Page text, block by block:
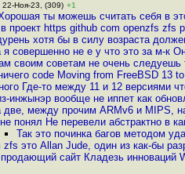
22-Ноя-23, (309) +1
ты можешь считать себя в
проект https github com openzfs zfs
хотя бы в силу возраста
я совершенно не е у что это за м-к
своим советам не очень следуешь
code Moving from FreeBSD 13
Где-то между 11 и 12 версиями
инжынэр вообще не иппет как
две, между прочим ARMv6 и MIPS,
понял Не перевели абстрактно в
Так это починка багов методом
это Allan Jude, один из как-бы
сайт Кладезь инноваций